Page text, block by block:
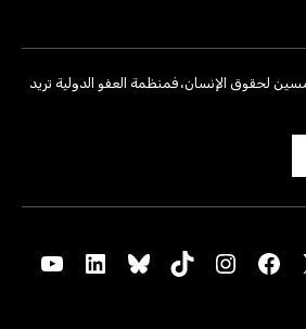
لحقوق الإنسان، فمنظمة العفو الدولية تريد
Facebook
Instagram
TikTok
Bluesky
LinkedIn
YouTube